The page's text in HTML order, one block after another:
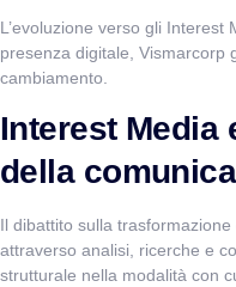
L’evoluzione verso gli
presenza digitale, Vismarcorp
cambiamento.
Interest Media
della
Il dibattito sulla
attraverso analisi, ricerche e
strutturale nella modalità con